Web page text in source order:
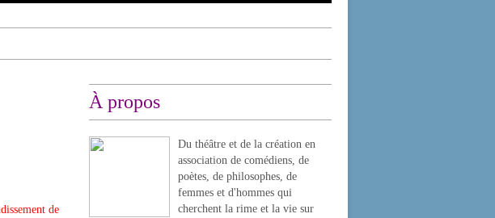
de
À propos
Du théâtre et de la création en
association de comédiens, de
poètes, de philosophes, de
femmes et d'hommes qui
cherchent la rime et la vie sur